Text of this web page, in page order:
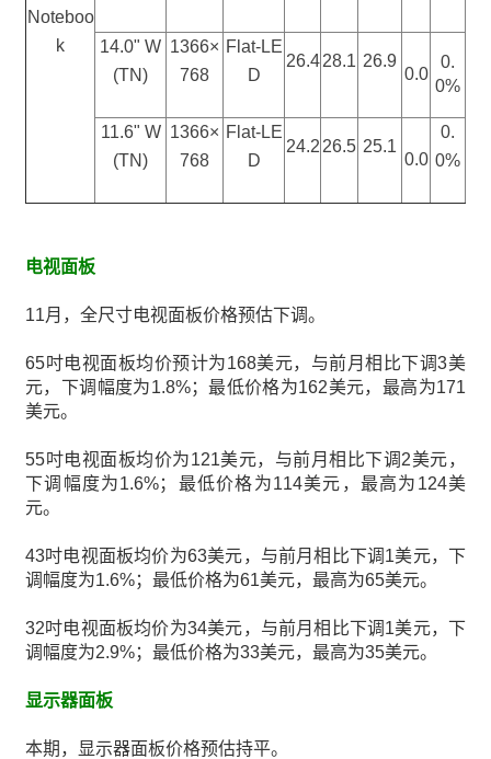
Noteboo
k
14.0" W
(TN)
1366×
768
Flat-LE
D
26.4 28.1 26.9
0.0
0.
0%
11.6" W
(TN)
1366×
768
Flat-LE
D
24.2 26.5 25.1
0.0
0.
0%
电视面板
11月，全尺寸电视面板价格预估下调。
65吋电视面板均价预计为168美元，与前月相比下调3美
元，下调幅度为1.8%；最低价格为162美元，最高为171
美元。
55吋电视面板均价为121美元，与前月相比下调2美元，
下调幅度为1.6%；最低价格为114美元，最高为124美
元。
43吋电视面板均价为63美元，与前月相比下调1美元，下
调幅度为1.6%；最低价格为61美元，最高为65美元。
32吋电视面板均价为34美元，与前月相比下调1美元，下
调幅度为2.9%；最低价格为33美元，最高为35美元。
显示器面板
本期，显示器面板价格预估持平。